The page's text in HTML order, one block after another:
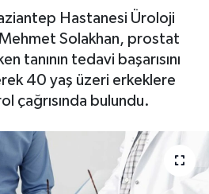
Hastanesi Üroloji
Solakhan, prostat
tanının tedavi başarısını
40 yaş üzeri erkeklere
çağrısında bulundu.